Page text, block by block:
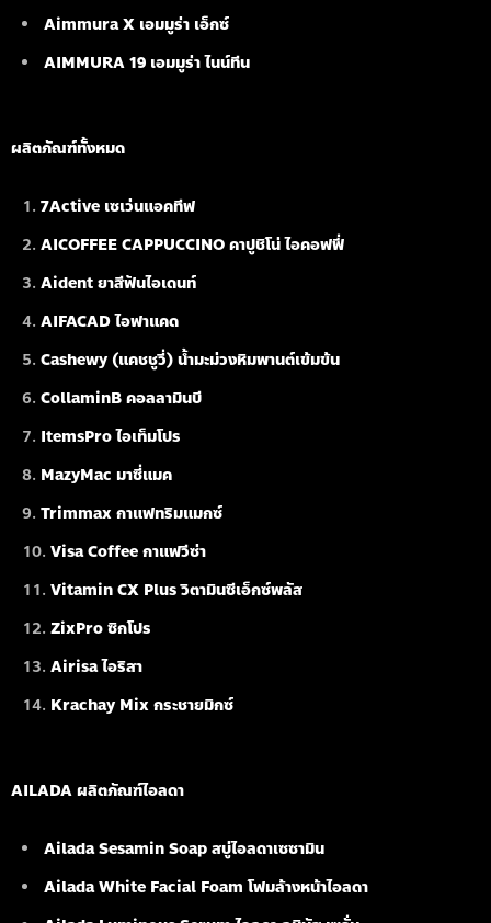
Aimmura X เอมมูร่า เอ็กซ์
AIMMURA 19 เอมมูร่า ไนน์ทีน
ผลิตภัณฑ์ทั้งหมด
7Active เซเว่นแอคทีฟ
AICOFFEE CAPPUCCINO คาปูชิโน่ ไอคอฟฟี่
Aident ยาสีฟันไอเดนท์
AIFACAD ไอฟาแคด
Cashewy (แคชชูวี่) น้ำมะม่วงหิมพานต์เข้มข้น
CollaminB คอลลามินบี
ItemsPro ไอเท็มโปร
MazyMac มาซี่แมค
Trimmax กาแฟทริมแมกซ์
Visa Coffee กาแฟวีซ่า
Vitamin CX Plus วิตามินซีเอ็กซ์พลัส
ZixPro ซิกโปร
Airisa ไอริสา
Krachay Mix กระชายมิกซ์
AILADA ผลิตภัณฑ์ไอลดา
Ailada Sesamin Soapสบู่ไอลดาเซซามิน
Ailada White Facial Foamโฟมล้างหน้าไอลดา